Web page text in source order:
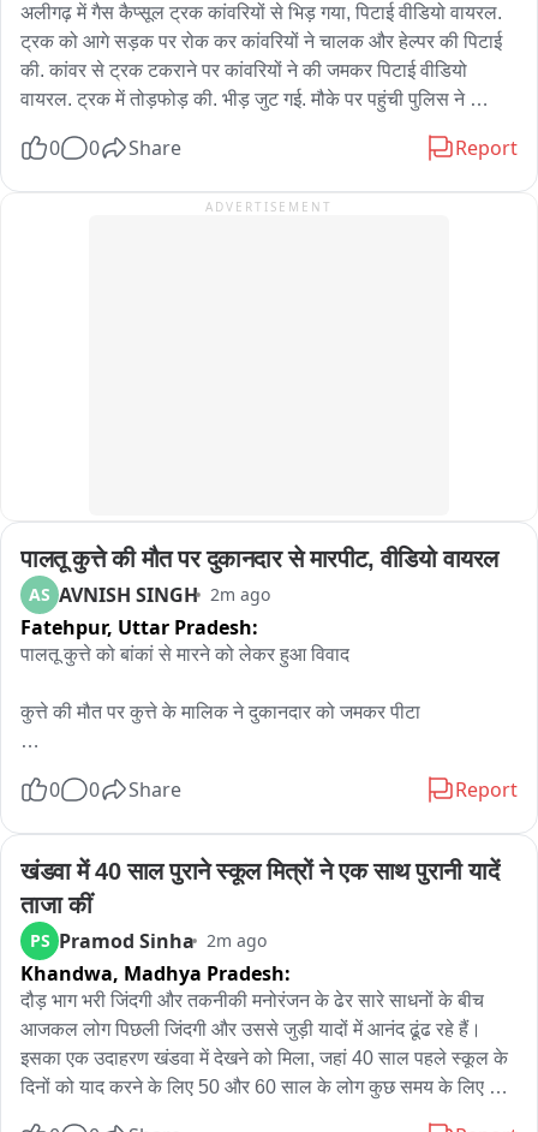
अलीगढ़ में गैस कैप्सूल ट्रक कांवरियों से भिड़ गया, पिटाई वीडियो वायरल.
ट्रक को आगे सड़क पर रोक कर कांवरियों ने चालक और हेल्पर की पिटाई
की. कांवर से ट्रक टकराने पर कांवरियों ने की जमकर पिटाई वीडियो
वायरल. ट्रक में तोड़फोड़ की. भीड़ जुट गई. मौके पर पहुंची पुलिस ने
का मामला
0 0 Share Report
ADVERTISEMENT
पालतू कुत्ते की मौत पर दुकानदार से मारपीट, वीडियो वायरल
AS AVNISH SINGH 2m ago
Fatehpur, Uttar Pradesh:
पालतू कुत्ते को बांकां से मारने को लेकर हुआ विवाद
कुत्ते की मौत पर कुत्ते के मालिक ने दुकानदार को जमकर पीटा
खागा कोतवाली क्षेत्र के ऐलाई गांव का मामला
0 0 Share Report
खंडवा में 40 साल पुराने स्कूल मित्रों ने एक साथ पुरानी यादें
ताजा कीं
PS Pramod Sinha 2m ago
Khandwa, Madhya Pradesh:
दौड़ भाग भरी जिंदगी और तकनीकी मनोरंजन के ढेर सारे साधनों के बीच
आजकल लोग पिछली जिंदगी और उससे जुड़ी यादों में आनंद ढूंढ रहे हैं।
इसका एक उदाहरण खंडवा में देखने को मिला, जहां 40 साल पहले स्कूल के
दिनों को याद करने के लिए 50 और 60 साल के लोग कुछ समय के लिए